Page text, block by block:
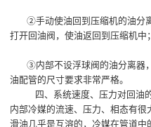
②手动使油回到压缩机的油分离
打开回油阀，使油返回到压缩机中；
③内部不设浮球阀的油分离器，
油配管的尺寸要求非常严格。
四、系统速度、压力对回油的
内部冷媒的流速、压力、相态有
滑油几乎是互溶的，冷媒在管道